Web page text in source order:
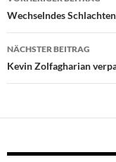
Wechselndes
NÄCHSTER BEITRAG
Kevin Zolfagharian